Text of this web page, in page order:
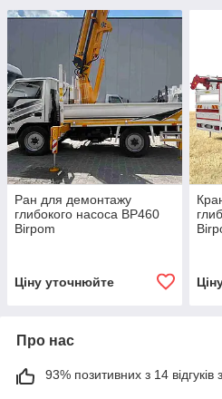
Ран для демонтажу
глибокого насоса BP460
Birpom
Ціну уточнюйте
Про нас
93% позитивних з 14 відгуків